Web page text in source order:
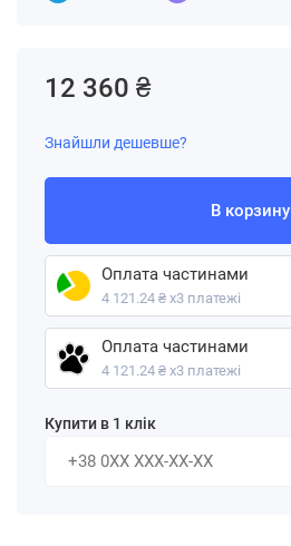
12 360 ₴
Знайшли дешевше?
В корзину
Оплата частинами
4 121.24 ₴ х3 платежі
Оплата частинами
4 121.24 ₴ х3 платежі
Купити в 1 клік